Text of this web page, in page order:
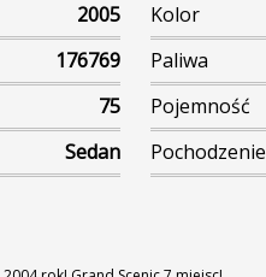
2005 Kolor
176769 Paliwa
75 Pojemność
Sedan Pochodzenie